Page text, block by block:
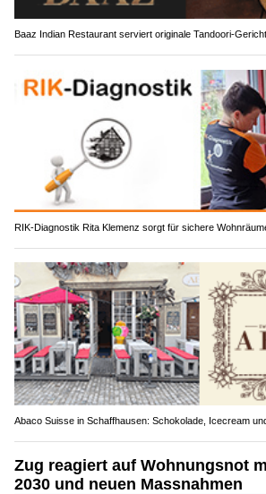
Baaz Indian Restaurant serviert originale Tandoori-
RIK-Diagnostik Rita Klemenz sorgt für sichere
Abaco Suisse in Schaffhausen: Schokolade, Icecream
Zug reagiert auf Wohnungsnot
2030 und neuen Massnahmen